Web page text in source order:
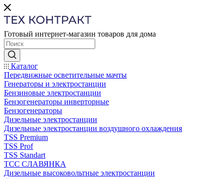
Готовый интернет-магазин товаров для дома
Каталог
Передвижные осветительные мачты
Генераторы и электростанции
Бензиновые электростанции
Бензогенераторы инверторные
Бензогенераторы
Дизельные электростанции
Дизельные электростанции воздушного охлаждения
TSS Premium
TSS Prof
TSS Standart
ТСС СЛАВЯНКА
Дизельные высоковольтные электростанции